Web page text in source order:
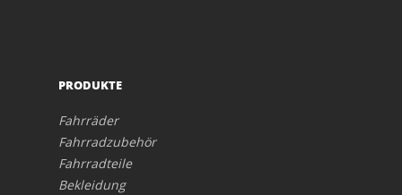
PRODUKTE
Fahrräder
Fahrradzubehör
Fahrradteile
Bekleidung